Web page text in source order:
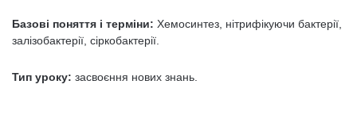
Базові поняття і терміни: Хемосинтез, нітрифікуючи бактерії,
залізобактерії, сіркобактерії.
Тип уроку: засвоєння нових знань.